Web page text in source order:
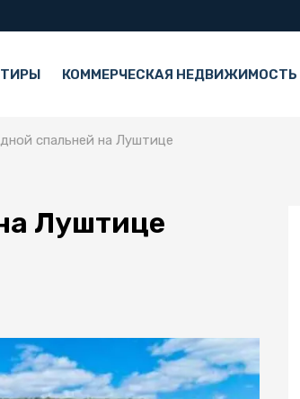
КОММЕРЧЕСКАЯ НЕДВИЖИМОСТЬ
спальней на Луштице
Луштице